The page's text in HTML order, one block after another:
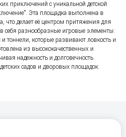
приключений с уникальной детской
Эта площадка выполнена в
что делает её центром притяжения для
себя разнообразные игровые элементы:
тоннели, которые развивают ловкость и
из высококачественных и
надежность и долговечность.
садов и дворовых площадок.